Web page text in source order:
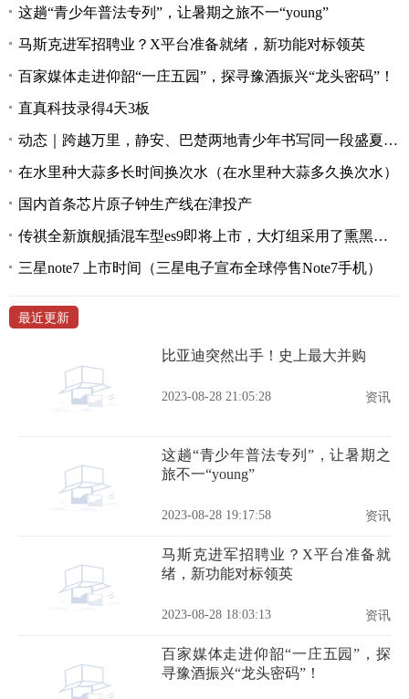
这趟“青少年普法专列”，让暑期之旅不一“young”
马斯克进军招聘业？X平台准备就绪，新功能对标领英
百家媒体走进仰韶“一庄五园”，探寻豫酒振兴“龙头密码”！
直真科技录得4天3板
动态｜跨越万里，静安、巴楚两地青少年书写同一段盛夏美好记忆
在水里种大蒜多长时间换次水（在水里种大蒜多久换次水）
国内首条芯片原子钟生产线在津投产
传祺全新旗舰插混车型es9即将上市，大灯组采用了熏黑处理
三星note7 上市时间（三星电子宣布全球停售Note7手机）
最近更新
比亚迪突然出手！史上最大并购
2023-08-28 21:05:28 资讯
这趟“青少年普法专列”，让暑期之
旅不一“young”
2023-08-28 19:17:58 资讯
马斯克进军招聘业？X平台准备就
绪，新功能对标领英
2023-08-28 18:03:13 资讯
百家媒体走进仰韶“一庄五园”，探
寻豫酒振兴“龙头密码”！